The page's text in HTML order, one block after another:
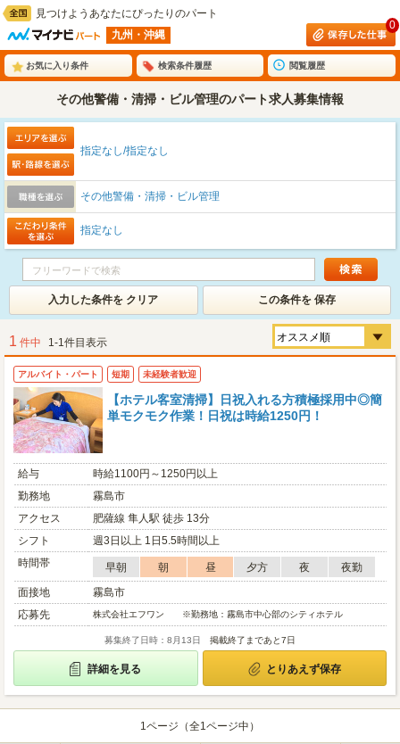
見つけようあなたにぴったりのパート
九州・沖縄
0
お気に入り条件 検索条件履歴 閲覧履歴
その他警備・清掃・ビル管理のパート求人募集情報
指定なし/指定なし
その他警備・清掃・ビル管理
指定なし
入力した条件を クリア この条件を 保存
1 件中 1-1件目表示
アルバイト・パート 短期 未経験者歓迎
【ホテル客室清掃】日祝入れる方積極採用中◎簡
単モクモク作業！日祝は時給1250円！
給与
時給1100円～1250円以上
勤務地
霧島市
アクセス
肥薩線 隼人駅 徒歩 13分
シフト
週3日以上 1日5.5時間以上
時間帯
早朝 朝 昼 夕方 夜
夜勤
面接地
霧島市
応募先
株式会社エフワン ※勤務地：霧島市中心部のシティホテル
募集終了日時：8月13日 掲載終了まであと7日
詳細を見る とりあえず保存
1ページ（全1ページ中）